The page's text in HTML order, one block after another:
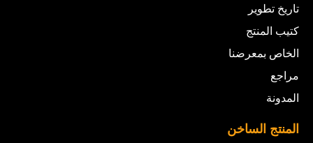
تاريخ تطوير
كتيب المنتج
الخاص بمعرضنا
مراجع
المدونة
المنتج الساخن